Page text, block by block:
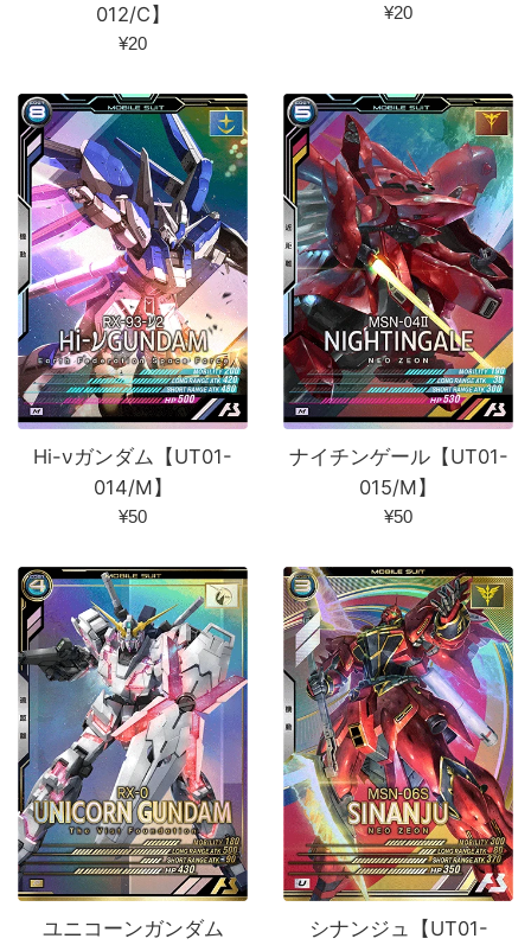
012/C】
通
価
格
¥20
通
格
¥20
Hi-νガンダム【UT01-
014/M】
通
価
格
¥50
ナイチンゲール【UT01-
015/M】
通
価
格
¥50
ユニコーンガンダム
シナンジュ【UT01-